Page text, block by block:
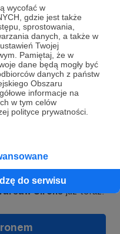
wycofać w
gdzie jest także
sprostowania,
danych, a także w
Twojej
Pamiętaj, że w
dane będą mogły być
danych z państw
Obszaru
informacje na
w tym celów
polityce prywatności.
do serwisu
Bemowo
Patronów!
Sirensjuż teraz!